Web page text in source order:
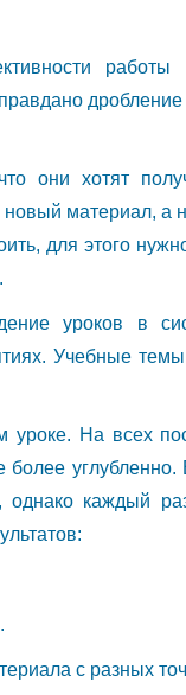
работы
они хотят
новый материал,
для этого
уроков в
Учебные
уроке. На всех
углубленно.
однако каждый
с разных